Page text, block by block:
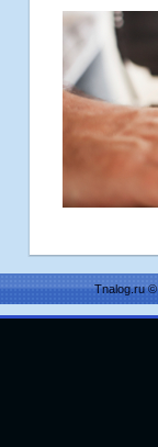
Tnalog.ru